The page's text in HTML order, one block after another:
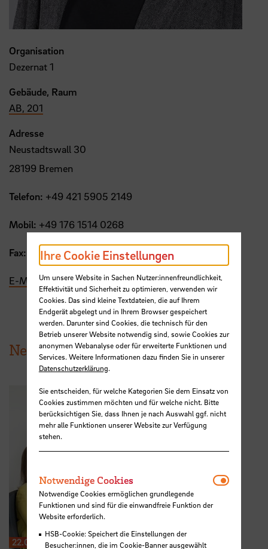
Organisation
Dezernat 1
Gebäude, Raum
AB, 201
Adresse
Neustadtswall 30
28199 Bremen
Telefon: +49 421 5905 2149
Mobil: +49 176 1514 0268
Fax: +49 421 5905 2816
E-Mail
News aus der HSB
22.07.2026
Ihre Cookie Einstellungen
Um unsere Website in Sachen Nutzer:innenfreundlichkeit,
Effektivität und Sicherheit zu optimieren, verwenden wir
Cookies. Das sind kleine Textdateien, die auf Ihrem
Endgerät abgelegt und in Ihrem Browser gespeichert
werden. Darunter sind Cookies, die technisch für den
Betrieb unserer Website notwendig sind, sowie Cookies zur
anonymen Webanalyse oder für erweiterte Funktionen und
Services. Weitere Informationen dazu finden Sie in unserer
Datenschutzerklärung.
Sie entscheiden, für welche Kategorien Sie dem Einsatz von
Cookies zustimmen möchten und für welche nicht. Bitte
berücksichtigen Sie, dass Ihnen je nach Auswahl ggf. nicht
mehr alle Funktionen unserer Website zur Verfügung
stehen.
Notwendige Cookies
Notwendige Cookies ermöglichen grundlegende
Funktionen und sind für die einwandfreie Funktion der
Website erforderlich.
HSB-Cookie: Speichert die Einstellungen der
Besucher:innen, die im Cookie-Banner ausgewählt